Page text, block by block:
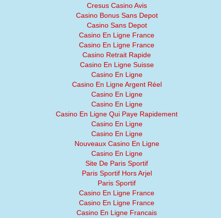
Cresus Casino Avis
Casino Bonus Sans Depot
Casino Sans Depot
Casino En Ligne France
Casino En Ligne France
Casino Retrait Rapide
Casino En Ligne Suisse
Casino En Ligne
Casino En Ligne Argent Réel
Casino En Ligne
Casino En Ligne
Casino En Ligne Qui Paye Rapidement
Casino En Ligne
Casino En Ligne
Nouveaux Casino En Ligne
Casino En Ligne
Site De Paris Sportif
Paris Sportif Hors Arjel
Paris Sportif
Casino En Ligne France
Casino En Ligne France
Casino En Ligne Francais